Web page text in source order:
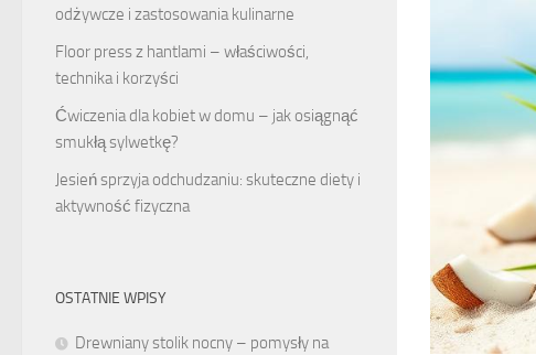
odżywcze i zastosowania kulinarne
Floor press z hantlami – właściwości,
technika i korzyści
Ćwiczenia dla kobiet w domu – jak osiągnąć
smukłą sylwetkę?
Jesień sprzyja odchudzaniu: skuteczne diety i
aktywność fizyczna
OSTATNIE WPISY
Drewniany stolik nocny – pomysły na